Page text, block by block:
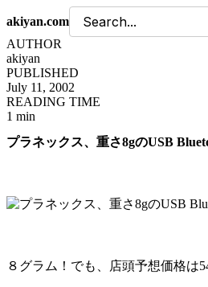
akiyan.com
AUTHOR
akiyan
PUBLISHED
July 11, 2002
READING TIME
1 min
プラネックス、重さ8gのUSB
８グラム！でも、店頭予想価格は